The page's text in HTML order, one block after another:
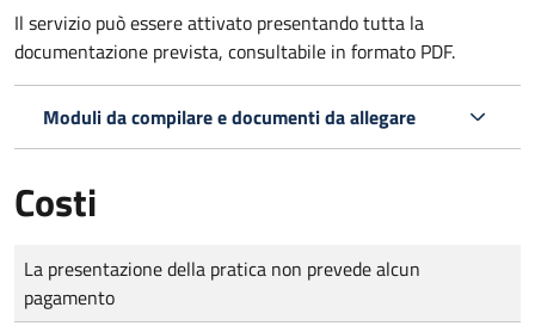
Il servizio può essere attivato presentando tutta la
documentazione prevista, consultabile in formato PDF.
Moduli da compilare e documenti da allegare
Costi
Tipo di pagamento
Importo
La presentazione della pratica non prevede alcun
pagamento